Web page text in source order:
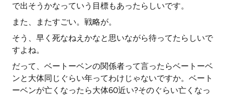
で出そうかなっていう目標もあったらしいです。
また、またすごい。戦略が。
そう、早く死なねえかなと思いながら待ってたらしいで
すよね。
だって、ベートーベンの関係者って言ったらベートーベ
ンと大体同じぐらい年ってわけじゃないですか。ベート
ーベンが亡くなったら大体60近い?そのぐらい亡くなっ